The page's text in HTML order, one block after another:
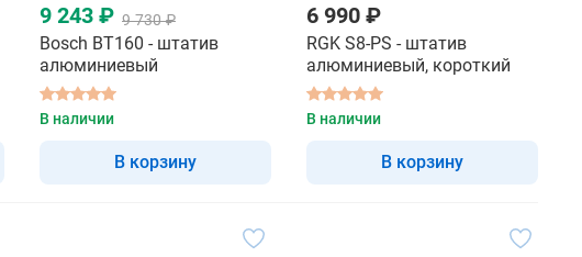
9 243 ₽ 9 730 ₽
Bosch BT160 - штатив
алюминиевый
В наличии
В корзину
6 990 ₽
RGK S8-PS - штатив
алюминиевый, короткий
В наличии
В корзину